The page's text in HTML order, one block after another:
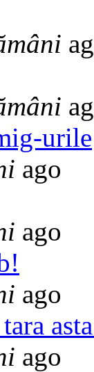
urile
ago
ago
ago
ago